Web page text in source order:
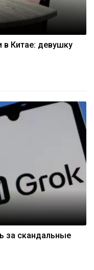
в Китае: девушку
за скандальные